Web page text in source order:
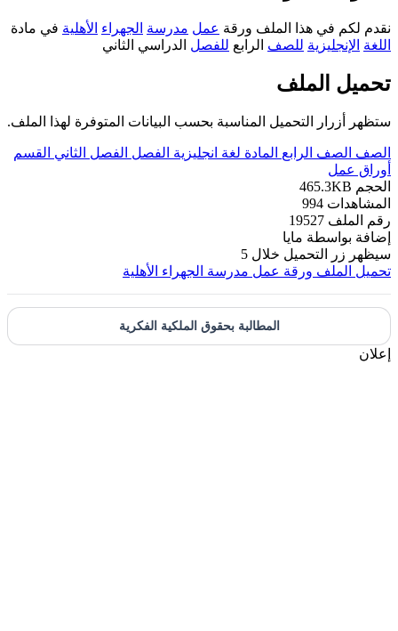
نقدم لكم في هذا الملف ورقة عمل مدرسة الجهراء الأهليةفي مادة
اللغة
الإنجليزية للصفالرابع للفصلالدراسي الثاني
تحميل الملف
ستظهر أزرار التحميل المناسبة بحسب البيانات المتوفرة لهذا الملف.
الصف الصف الرابع المادة لغة انجليزية الفصل الفصل الثاني
القسم
أوراق عمل
الحجم 465.3KB
المشاهدات 994
رقم الملف 19527
إضافة بواسطة مايا
سيظهر زر التحميل خلال 5
تحميل الملف ورقة عمل مدرسة الجهراء الأهلية
المطالبة بحقوق الملكية الفكرية
إعلان